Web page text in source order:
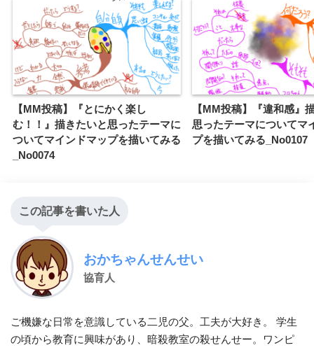
【MM投稿】『とにかく楽し
む！！』描きたいと思ったテーマに
ついてマインドマップを描いてみる
_No0074
【MM投稿】『違和感』
思ったテーマについてマ
プを描いてみる_No0107
この記事を書いた人
おかちゃんせんせい
協育人
ご機嫌な日常を意識している二児の父。工夫が大好き。 学生
の頃から教育に興味があり、暗殺教室の殺せんせー。ワンピ